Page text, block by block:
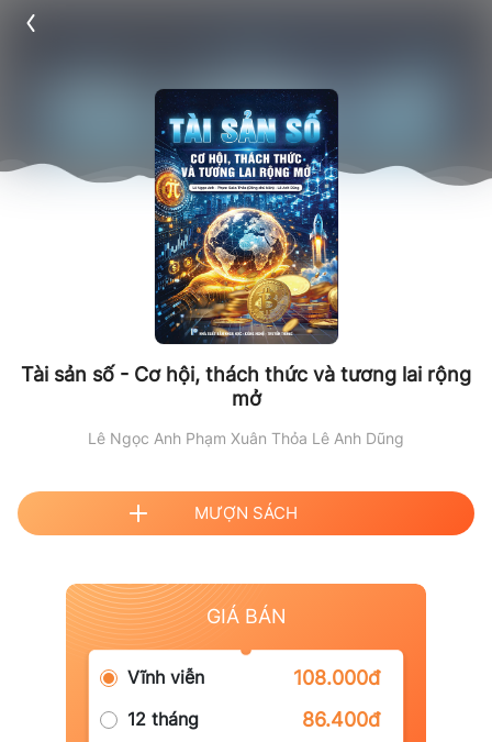
Tài sản số - Cơ hội, thách thức và tương lai rộng
mở
Lê Ngọc Anh Phạm Xuân Thỏa Lê Anh Dũng
MƯỢN SÁCH
GIÁ BÁN
Vĩnh viễn 108.000đ
12 tháng 86.400đ